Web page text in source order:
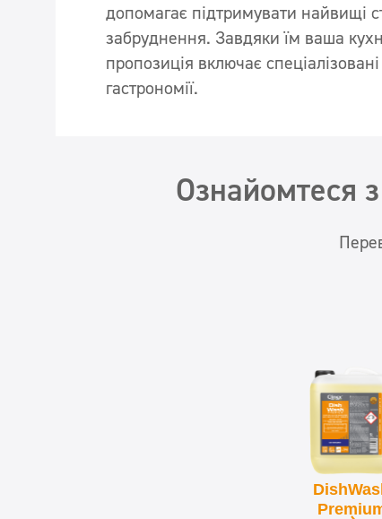
допомагає підтримувати найвищі
забруднення. Завдяки їм ваша
пропозиція включає
гастрономії.
Ознайомтеся